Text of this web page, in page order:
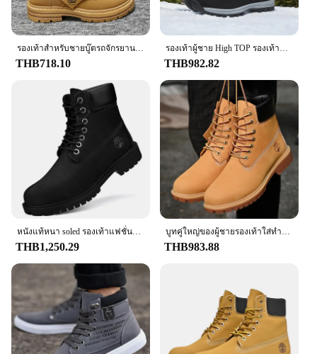
**Versatile and Practical**
The Timberland Men Work Slipon Clog is not just a
fashion statement; it's a practical choice for men
who demand versatility in their footwear. The oil-
resistant and slip-resistant properties make these
clogs suitable for a variety of environments, from
the workshop to the kitchen. The lightweight
construction and comfortable fit make them an ideal
choice for long hours on your feet. The clogs are
available in a range of sizes, ensuring a perfect fit
for every foot.
**Versatile Usage and Easy Maintenance**
These clogs are not just for work; they're a staple
for any man's wardrobe. The sleek design makes
them suitable for casual outings, while the robust
construction ensures they can withstand the
demands of daily wear. The ease of maintenance
means that keeping them looking fresh and clean is
a breeze. Whether you're a vendor, supplier, or
simply looking for a reliable pair of clogs for sale,
the Timberland Men Work Slipon Clog is an
excellent choice that combines durability, comfort,
and style.
รองเท้าสําหรับชายบู๊ตรถจักรยานยนต์บุรุษรองเท้ารองเท้าผ้าใบผู้ชายต้นฉบับ Man เสนอจัดส่งฟรีทหาร Coturnos Timberlands รองเท้า
THB718.10
รองเท้าผู้ชาย High TOP รองเท้าหนังผู้ชายรองเท้าแฟชั่นฤดูหนาว Plush WARM รองเท้ารองเท้าผ้าใบกลางแจ้ง Lace Up ข้อเท้าลื่นรองเท้าชาย
THB982.82
หนังแท้หนา soled รองเท้าแฟชั่นใหม่ผู้ชายและผู้หญิงสไตล์อังกฤษสีเหลืองรองเท้า anti slip workwear รองเท้าหนังรองเท้า
THB1,250.29
บูทคู่ใหญ่ของผู้ชายรองเท้าใส่ทำงานกันลื่นสำหรับผู้หญิงระบายอากาศได้ดีและอบอุ่นสบายๆ
THB983.88